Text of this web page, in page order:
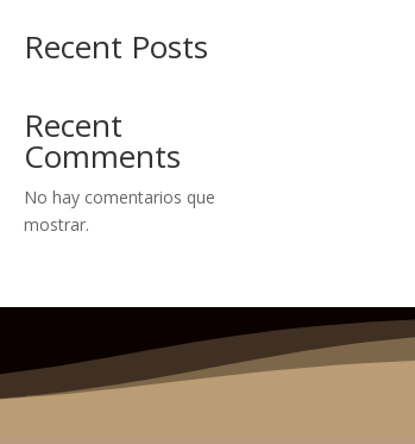
Recent Posts
Recent
Comments
No hay comentarios que
mostrar.